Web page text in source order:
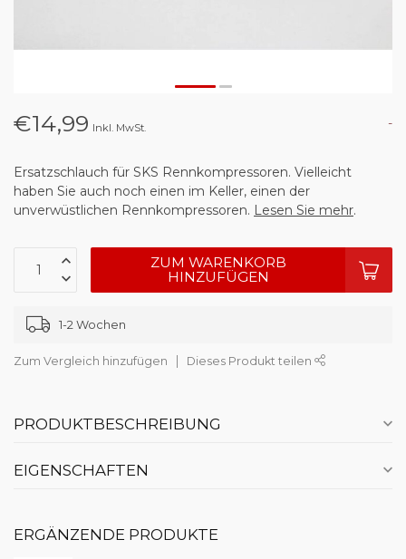
€14,99 Inkl. MwSt. -
Ersatzschlauch für SKS Rennkompressoren. Vielleicht
haben Sie auch noch einen im Keller, einen der
unverwüstlichen Rennkompressoren. Lesen Sie mehr.
ZUM WARENKORB
HINZUFÜGEN
1-2 Wochen
Zum Vergleich hinzufügen Dieses Produkt teilen
PRODUKTBESCHREIBUNG
EIGENSCHAFTEN
ERGÄNZENDE PRODUKTE